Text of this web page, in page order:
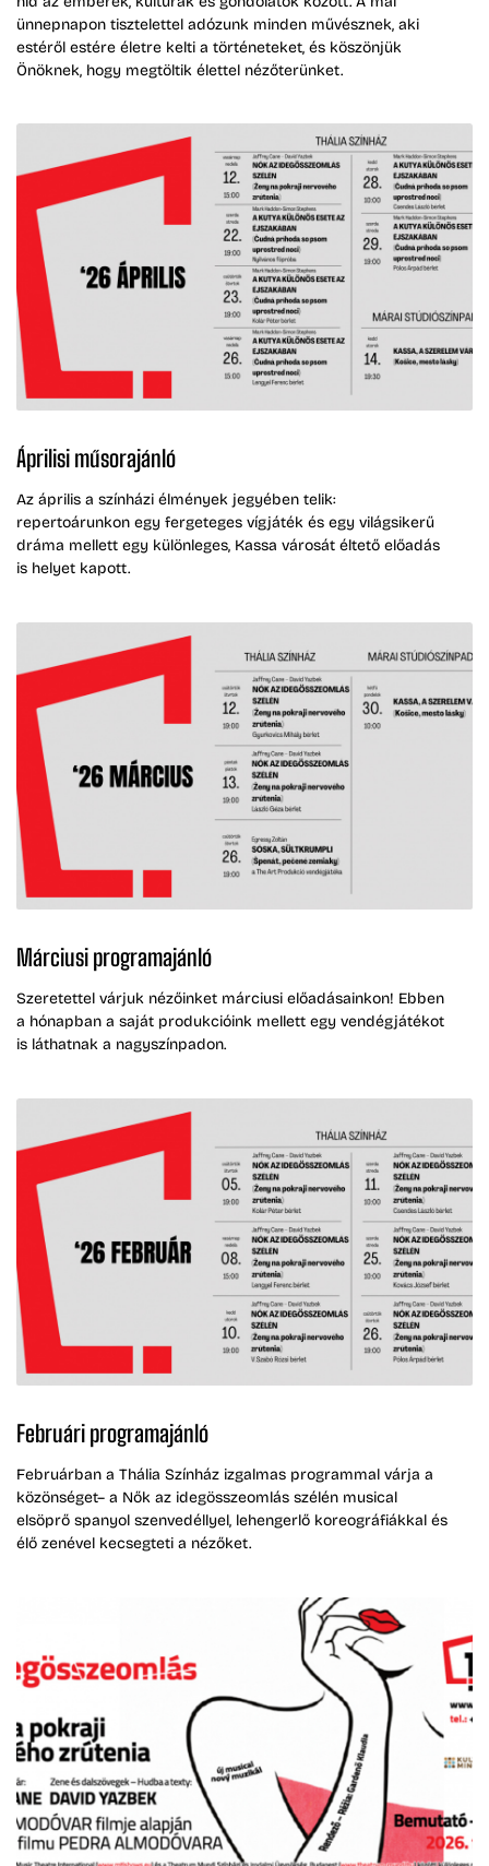
ünnepnapon tisztelettel adózunk minden művésznek, aki
estéről estére életre kelti a történeteket, és köszönjük
Önöknek, hogy megtöltik élettel nézőterünket.
Áprilisi műsorajánló
Az április a színházi élmények jegyében telik:
repertoárunkon egy fergeteges vígjáték és egy világsikerű
dráma mellett egy különleges, Kassa városát éltető előadás
is helyet kapott.
Márciusi programajánló
Szeretettel várjuk nézőinket márciusi előadásainkon! Ebben
a hónapban a saját produkcióink mellett egy vendégjátékot
is láthatnak a nagyszínpadon.
Februári programajánló
Februárban a Thália Színház izgalmas programmal várja a
közönséget– a Nők az idegösszeomlás szélén musical
elsöprő spanyol szenvedéllyel, lehengerlő koreográfiákkal és
élő zenével kecsegteti a nézőket.